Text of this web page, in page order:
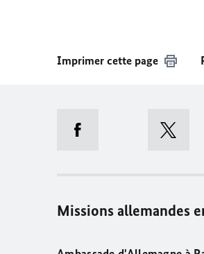
Imprimer cette page
Missions allemandes